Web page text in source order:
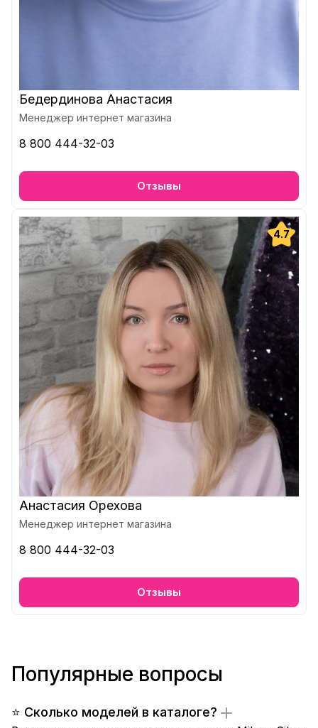
Бедердинова Анастасия
Менеджер интернет магазина
8 800 444-32-03
Отзывы
4.7
Анастасия Орехова
Менеджер интернет магазина
8 800 444-32-03
Отзывы
Популярные вопросы
⭐ Сколько моделей в каталоге?